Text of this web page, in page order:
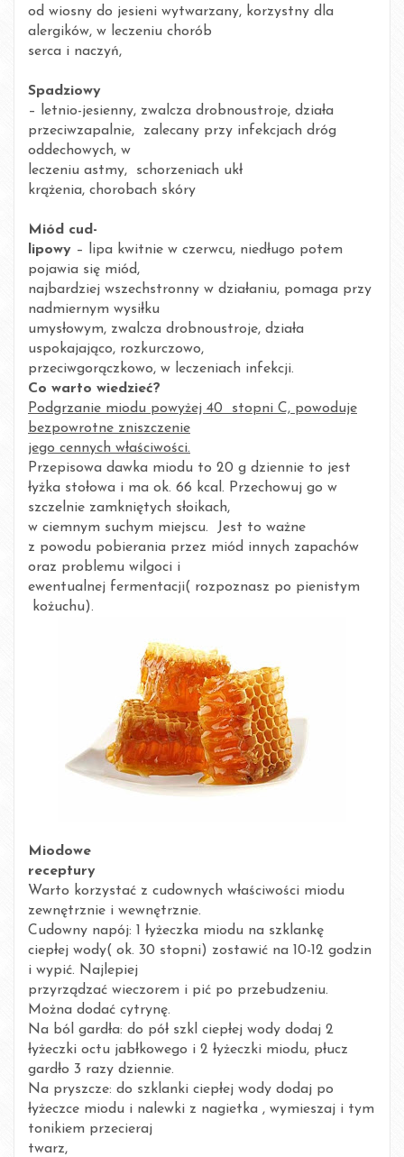
od wiosny do jesieni wytwarzany, korzystny dla
alergików, w leczeniu chorób
serca i naczyń,
Spadziowy
– letnio-jesienny, zwalcza drobnoustroje, działa
przeciwzapalnie, zalecany przy infekcjach dróg
oddechowych, w
leczeniu astmy, schorzeniach ukł
krążenia, chorobach skóry
Miód cud-
lipowy – lipa kwitnie w czerwcu, niedługo potem
pojawia się miód,
najbardziej wszechstronny w działaniu, pomaga przy
nadmiernym wysiłku
umysłowym, zwalcza drobnoustroje, działa
uspokajająco, rozkurczowo,
przeciwgorączkowo, w leczeniach infekcji.
Co warto wiedzieć?
Podgrzanie miodu powyżej 40 stopni C, powoduje
bezpowrotne zniszczenie
jego cennych właściwości.
Przepisowa dawka miodu to 20 g dziennie to jest
łyżka stołowa i ma ok. 66 kcal. Przechowuj go w
szczelnie zamkniętych słoikach,
w ciemnym suchym miejscu. Jest to ważne
z powodu pobierania przez miód innych zapachów
oraz problemu wilgoci i
ewentualnej fermentacji( rozpoznasz po pienistym
kożuchu).
Miodowe
receptury
Warto korzystać z cudownych właściwości miodu
zewnętrznie i wewnętrznie.
Cudowny napój: 1 łyżeczka miodu na szklankę
ciepłej wody( ok. 30 stopni) zostawić na 10-12 godzin
i wypić. Najlepiej
przyrządzać wieczorem i pić po przebudzeniu.
Można dodać cytrynę.
Na ból gardła: do pół szkl ciepłej wody dodaj 2
łyżeczki octu jabłkowego i 2 łyżeczki miodu, płucz
gardło 3 razy dziennie.
Na pryszcze: do szklanki ciepłej wody dodaj po
łyżeczce miodu i nalewki z nagietka , wymieszaj i tym
tonikiem przecieraj
twarz,